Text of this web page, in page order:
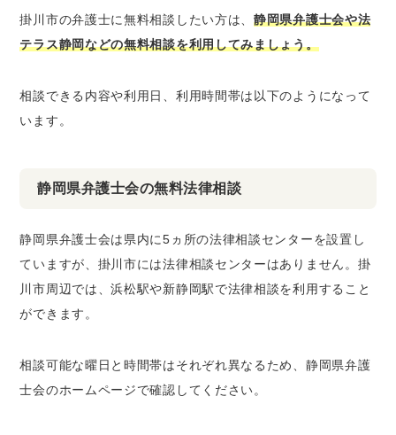
掛川市の弁護士に無料相談したい方は、静岡県弁護士会や法
テラス静岡などの無料相談を利用してみましょう。
相談できる内容や利用日、利用時間帯は以下のようになって
います。
静岡県弁護士会の無料法律相談
静岡県弁護士会は県内に5ヵ所の法律相談センターを設置し
ていますが、掛川市には法律相談センターはありません。掛
川市周辺では、浜松駅や新静岡駅で法律相談を利用すること
ができます。
相談可能な曜日と時間帯はそれぞれ異なるため、静岡県弁護
士会のホームページで確認してください。